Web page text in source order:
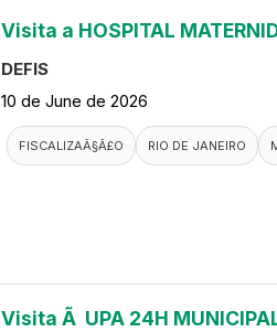
Visita a HOSPITAL
DEFIS
10 de June de 2026
FISCALIZAÃ§Ã£O RIO DE JANEIRO
Visita Ã UPA 24H